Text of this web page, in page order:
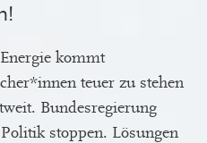
kommt
teuer zu stehen
Bundesregierung
stoppen. Lösungen